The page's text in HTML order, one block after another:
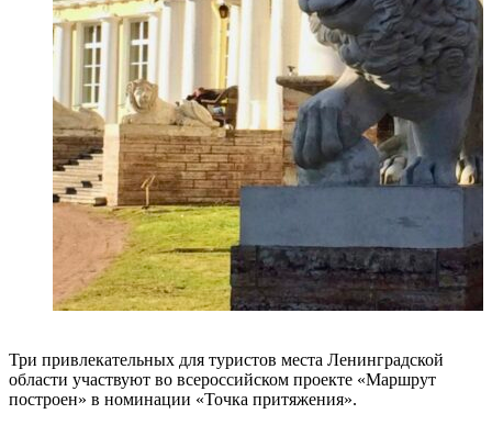
Три привлекательных для туристов места Ленинградской
области участвуют во всероссийском проекте «Маршрут
построен» в номинации «Точка притяжения».